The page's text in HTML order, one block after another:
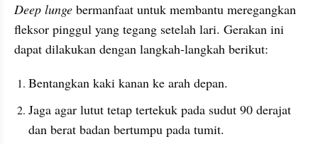
Deep lunge bermanfaat untuk membantu meregangkan
fleksor pinggul yang tegang setelah lari. Gerakan ini
dapat dilakukan dengan langkah-langkah berikut:
Bentangkan kaki kanan ke arah depan.
Jaga agar lutut tetap tertekuk pada sudut 90 derajat
dan berat badan bertumpu pada tumit.